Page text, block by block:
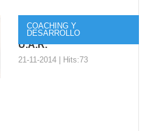
COACHING Y
DESARROLLO
Taller de la I.R.B. en la
U.A.R.
21-11-2014 | Hits:73